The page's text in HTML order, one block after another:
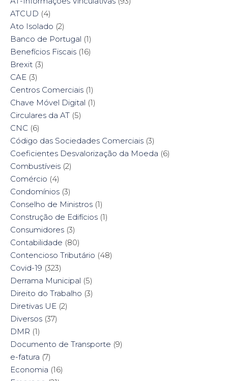
ATCUD (4)
Ato Isolado (2)
Banco de Portugal (1)
Benefícios Fiscais (16)
Brexit (3)
CAE (3)
Centros Comerciais (1)
Chave Móvel Digital (1)
Circulares da AT (5)
CNC (6)
Código das Sociedades Comerciais (3)
Coeficientes Desvalorização da Moeda (6)
Combustíveis (2)
Comércio (4)
Condomínios (3)
Conselho de Ministros (1)
Construção de Edifícios (1)
Consumidores (3)
Contabilidade (80)
Contencioso Tributário (48)
Covid-19 (323)
Derrama Municipal (5)
Direito do Trabalho (3)
Diretivas UE (2)
Diversos (37)
DMR (1)
Documento de Transporte (9)
e-fatura (7)
Economia (16)